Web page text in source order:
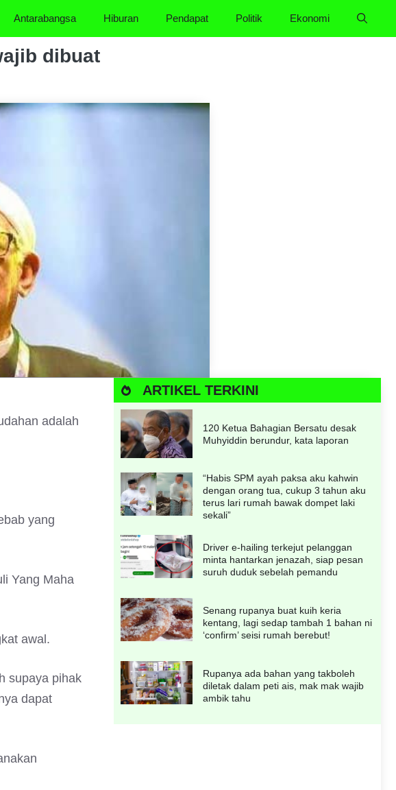
Antarabangsa Hiburan Pendapat Politik Ekonomi
dibuat
adalah
yang
Yang Maha
awal.
supaya pihak
dapat
ARTIKEL TERKINI
120 Ketua Bahagian Bersatu desak
Muhyiddin berundur, kata laporan
“Habis SPM ayah paksa aku kahwin
dengan orang tua, cukup 3 tahun aku
terus lari rumah bawak dompet laki
sekali”
Driver e-hailing terkejut pelanggan
minta hantarkan jenazah, siap pesan
suruh duduk sebelah pemandu
Senang rupanya buat kuih keria
kentang, lagi sedap tambah 1 bahan ni
‘confirm’ seisi rumah berebut!
Rupanya ada bahan yang takboleh
diletak dalam peti ais, mak mak wajib
ambik tahu